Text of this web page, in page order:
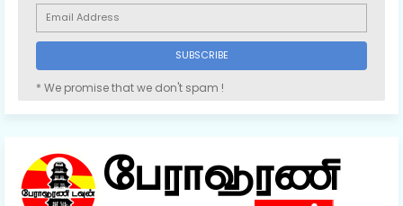
* We promise that we don't spam !